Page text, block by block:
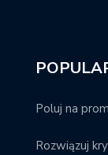
Poluj na
Rozwiązuj